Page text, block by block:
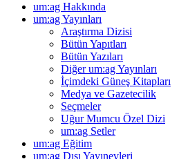
um:ag Hakkında
um:ag Yayınları
Araştırma Dizisi
Bütün Yapıtları
Bütün Yazıları
Diğer um:ag Yayınları
İçimdeki Güneş Kitapları
Medya ve Gazetecilik
Seçmeler
Uğur Mumcu Özel Dizi
um:ag Setler
um:ag Eğitim
um:ag Dışı Yayınevleri